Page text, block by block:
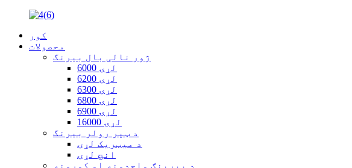
کور
محصولات
ژور نالی بال بیرنگ
6000 لړۍ
6200 لړۍ
6300 لړۍ
6800 لړۍ
6900 لړۍ
16000 لړۍ
د ټپر رولر بیرنگ
د میټریک لړۍ
انچ لړۍ
د بیرینګ واحدونه او کورونه